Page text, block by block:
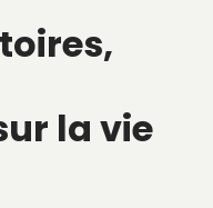
la vie